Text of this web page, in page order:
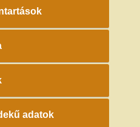
adatok